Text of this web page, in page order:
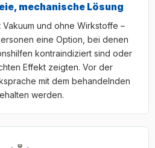
mechanische Lösung
Vakuum und ohne Wirkstoffe –
eine Option, bei denen
kontraindiziert sind oder
Effekt zeigten. Vor der
mit dem behandelnden
werden.